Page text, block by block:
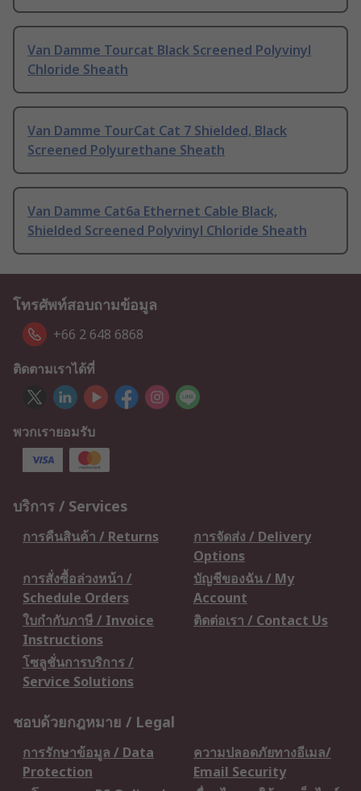
Van Damme Tourcat Black Screened Polyvinyl
Chloride Sheath
Van Damme TourCat Cat 7 Shielded, Black
Screened Polyurethane Sheath
Van Damme Cat6a Ethernet Cable Black,
Shielded Screened Polyvinyl Chloride Sheath
โทรศัพท์สอบถามข้อมูล
+66 2 648 6868
ติดตามเราได้ที่
พวกเรายอมรับ
บริการ / Services
การคืนสินค้า / Returns
การจัดส่ง / Delivery
Options
การสั่งซื้อล่วงหน้า /
Schedule Orders
บัญชีของฉัน / My
Account
ใบกำกับภาษี / Invoice
Instructions
ติดต่อเรา / Contact Us
โซลูชั่นการบริการ /
Service Solutions
ชอบด้วยกฎหมาย / Legal
การรักษาข้อมูล / Data
Protection
ความปลอดภัยทางอีเมล/
Email Security